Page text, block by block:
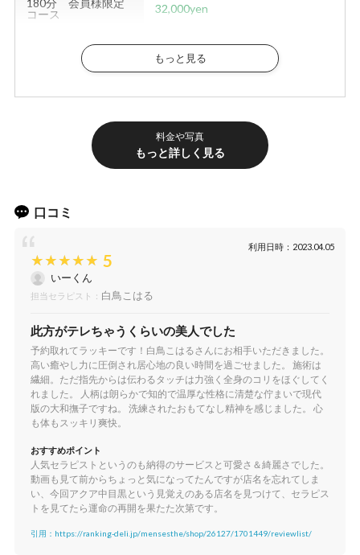
180分 会員様限定
コース
32,000yen
究極のアロマトリートメントで、全身のリンパを流しながら心身の不調を整えます。 ～指圧・オイル・パウ
ダー・リンパドレナージュ～
1,000yen
もっと見る
料金や写真
もっと詳しく見る
口コミ
5
いーくん
担当セラピスト： 白鳥こはる
利用日時：2023.04.05
此方がテレちゃうくらいの美人でした
予約取れてラッキーです！白鳥こはるさんにお相手いただきました。
高い癒やし力に圧倒され居心地の良い時間を過ごせました。 施術は
繊細。ただ指先からは伝わるタッチは力強く全身のコリをほぐしてく
れました。 人柄は朗らかで知的で温厚な性格に清楚な佇まいで現代
版の大和撫子ですね。 洗練されたおもてなし精神を感じました。 心
も体もスッキリ爽快。
おすすめポイント
人気セラピストというのも納得のサービスと可愛さ＆綺麗さでした。
動画も見て前からちょっと気になってたんですが店名を忘れてしま
い、今回アクア中目黒という見覚えのある店名を見つけて、セラピス
トを見てたら運命の再開を果たた次第です。
引用：https://ranking-deli.jp/mensesthe/shop/26127/1701449/reviewlist/